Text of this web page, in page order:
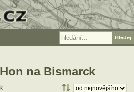
Hon na Bismarck